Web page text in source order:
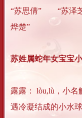
“苏思倩” “苏
烨楚”
苏姓属蛇年女宝宝
露露： lòu,lù，小
遇冷凝结成的小水